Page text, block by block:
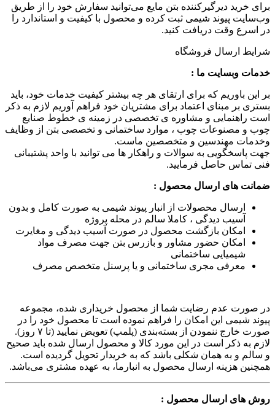
برای خرید دیرگیرکننده بتن مایع می‌توانید سفارش خود را از طریق
وب‌سایت پیوند شیمی ثبت کرده و محصول با کیفیت و استاندارد را
در اسرع وقت دریافت کنید.
شرایط ارسال فروشگاه
خدمات وبسایت ما :
بر این باوریم که برای ارتقای هر چه بیشتر کیفیت خدمات خود، باید
بستری بر مبنای اعتماد برای مشتریان خود فراهم آوریم لازم به ذکر
است راهنمایی و مشاوره ی تخصصی در زمینه ی خطوط صنایع
چوب و مصنوعات چوب ، موارد ساختمانی و تخصصی بتن از وظایف
وخدمات مهندسین و متخصصین ماست.
جهت پاسخگویی به سوالات و راهکار ها می توانید با واحد پشتیبانی
فنی تماس حاصل فرمایید.
ضمانت های ارسال محصول :
ارسال محصولات از انبار پیوند شیمی به صورت کامل و بدون
آسیب دیدگی ، کاملا سالم در محله پروژه
امکان بازگشت محصول در صورت آسیب دیدگی و مغایرت
امکان حضور مشاور و بازرس بتن جهت مصرف مواد
شیمیایی ساختمانی
معرفی مجری ساختمانی و یا پرسنل متخصص مصرف
در صورت عدم رضایت شما از محصول خریداری شده، مجموعه
پیوند شیمی این امکان را فراهم نموده است تا محصول خود را در
صورت خارج ننمودن از بسته‌بندی (پلمپ) تعویض نمایید (تا ۷ روز).
لازم به ذکر است در این مورد کالا و محصول ارسال شده باید صحیح
و سالم و به همان شکلی باشد که به خریدار تحویل گردیده است.
همچنین هزینه ارسال محصول به انبارما، به عهده مشتری می‌باشد.
روش های ارسال محصول :